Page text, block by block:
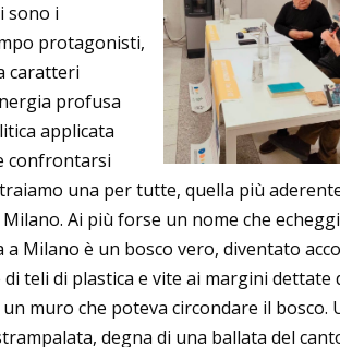
sono i
protagonisti,
caratteri
profusa
applicata
confrontarsi
una per tutte, quella più
Ai più forse un nome che
Milano è un bosco vero, diventato
teli di plastica e vite ai margini dettate
muro che poteva circondare il bosco.
degna di una ballata del